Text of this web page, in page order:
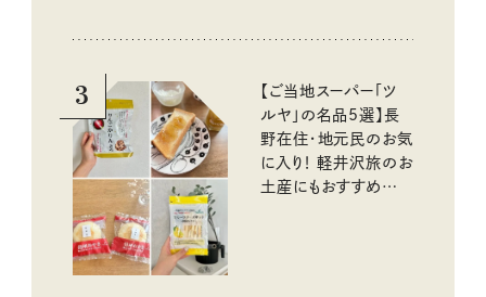
3
【ご当地スーパー「ツ
ルヤ」の名品5選】長
野在住・地元民のお気
に入り！ 軽井沢旅のお
土産にもおすすめのお